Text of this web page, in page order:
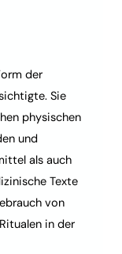
der
Sie
physischen
und
als auch
Texte
von
in der